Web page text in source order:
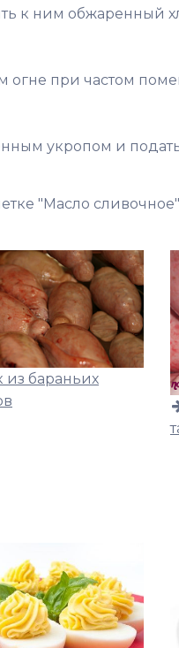
к ним обжаренный
при частом
укропом и подать
"Масло
бараньих